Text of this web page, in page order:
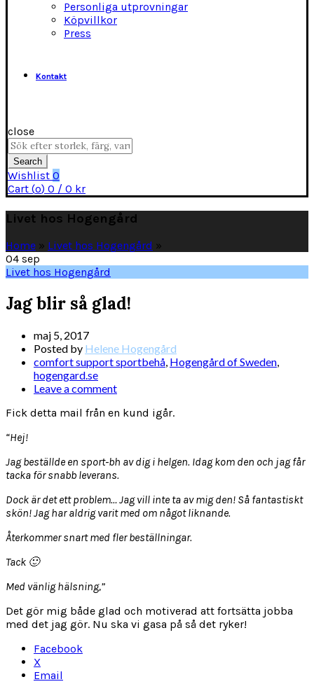
Personliga utprovningar
Köpvillkor
Press
Kontakt
close
Search
for:
Search
Wishlist 0
Cart (o) 0 / 0 kr
Livet hos Hogengård
Home » Livet hos Hogengård »
04 sep
Livet hos Hogengård
Jag blir så glad!
maj 5, 2017
Posted by Helene Hogengård
comfort support sportbehå, Hogengård of Sweden,
hogengard.se
Leave a comment
Fick detta mail från en kund igår.
“Hej!
Jag beställde en sport-bh av dig i helgen. Idag kom den och jag får
tacka för snabb leverans.
Dock är det ett problem… Jag vill inte ta av mig den! Så fantastiskt
skön! Jag har aldrig varit med om något liknande.
Återkommer snart med fler beställningar.
Tack 🙂
Med vänlig hälsning,”
Det gör mig både glad och motiverad att fortsätta jobba
med det jag gör. Nu ska vi gasa på så det ryker!
Facebook
X
Email